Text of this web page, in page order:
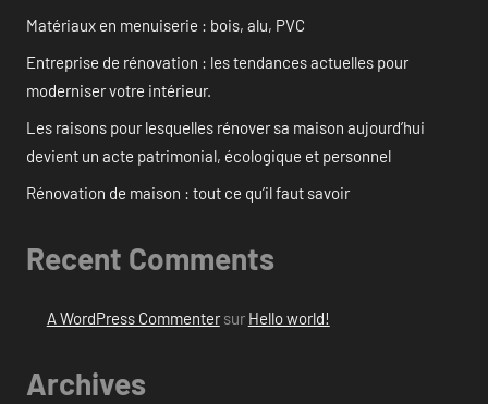
Matériaux en menuiserie : bois, alu, PVC
Entreprise de rénovation : les tendances actuelles pour
moderniser votre intérieur.
Les raisons pour lesquelles rénover sa maison aujourd’hui
devient un acte patrimonial, écologique et personnel
Rénovation de maison : tout ce qu’il faut savoir
Recent Comments
A WordPress Commentersur Hello world!
Archives